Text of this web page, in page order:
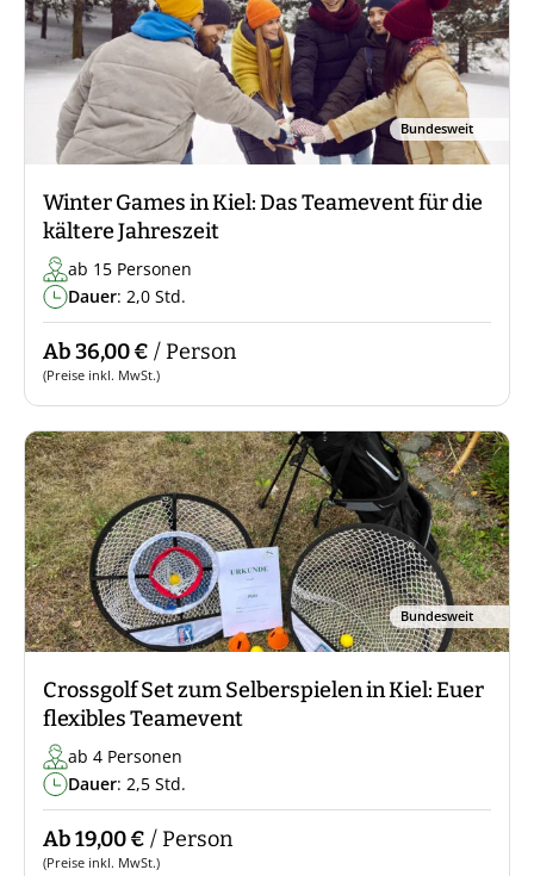
Bundesweit
Winter Games in Kiel: Das Teamevent für die
kältere Jahreszeit
ab 15 Personen
Dauer: 2,0 Std.
Ab 36,00 € / Person
(Preise inkl. MwSt.)
Bundesweit
Crossgolf Set zum Selberspielen in Kiel: Euer
flexibles Teamevent
ab 4 Personen
Dauer: 2,5 Std.
Ab 19,00 € / Person
(Preise inkl. MwSt.)